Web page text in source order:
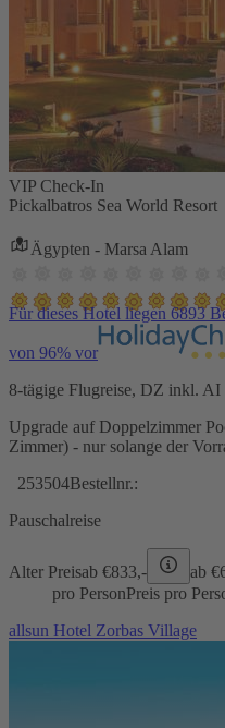
VIP Check-In
Pickalbatros Sea World Resort
Ägypten - Marsa Alam
Für dieses Hotel liegen 6893
von 96% vor
8-tägige Flugreise, DZ inkl. AI
Upgrade auf Doppelzimmer
Zimmer) - nur solange der
253504Bestellnr.:
Pauschalreise
Alter Preisab €833,- ab €
pro PersonPreis pro
allsun Hotel Zorbas Village